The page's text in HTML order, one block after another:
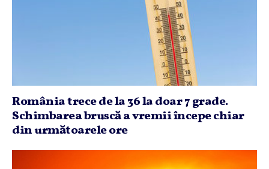
România trece de la 36 la doar 7 grade.
Schimbarea bruscă a vremii începe chiar
din următoarele ore